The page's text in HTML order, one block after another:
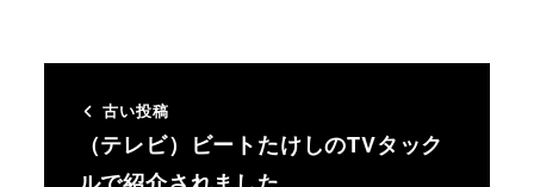
古い投稿
（テレビ）ビートたけしのTVタック